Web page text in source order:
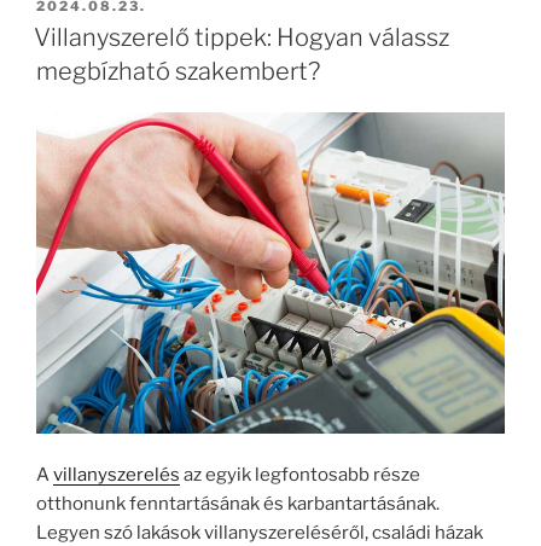
BEKÜLDVE:
2024.08.23.
Villanyszerelő tippek: Hogyan válassz
megbízható szakembert?
Avillanyszerelés az egyik legfontosabb része
otthonunk fenntartásának és karbantartásának.
Legyen szó lakások villanyszereléséről, családi házak